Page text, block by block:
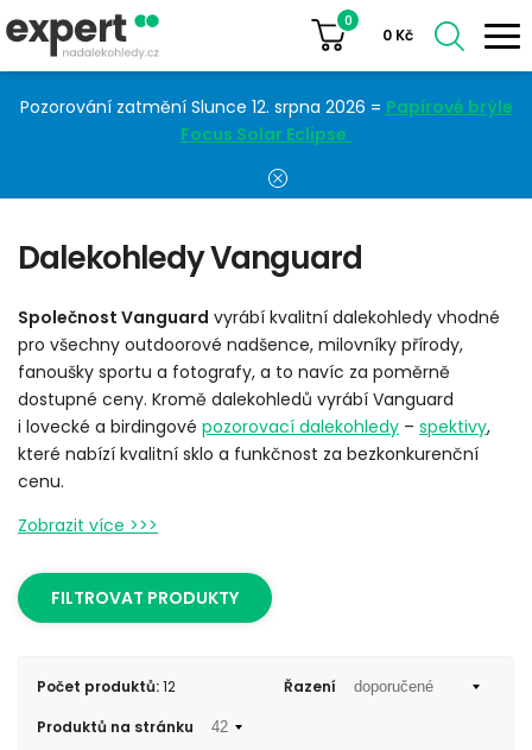
Pozorování zatmění Slunce 12. srpna 2026 = Papírové brýle
Focus Solar Eclipse
0
0 Kč
Dalekohledy Vanguard
Společnost Vanguard vyrábí kvalitní dalekohledy vhodné
pro všechny outdoorové nadšence, milovníky přírody,
fanoušky sportu a fotografy, a to navíc za poměrně
dostupné ceny. Kromě dalekohledů vyrábí Vanguard
i lovecké a birdingové pozorovací dalekohledy – spektivy,
které nabízí kvalitní sklo a funkčnost za bezkonkurenční
cenu.
FILTROVAT PRODUKTY
Počet produktů:12
Řazení
Produktů na stránku